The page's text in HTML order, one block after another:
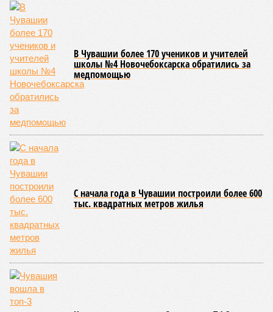
Современная версия чувашской национальной борьбы
была создана в 1990-х годах. С того периода дисциплина
переживает этап активного возрождения, сохраняя при
этом неразрывную связь с многовековыми народными
традициями.
В настоящее время керешу демонстрирует рост
популярности. В 2024 году в столице республики, городе
Чебоксары, на базе спортивной школы № 11 состоялось
торжественное открытие Республиканского центра
единоборств «Керешу». площадка имеет все необходимые
условия для полноценной подготовки спортсменов
высокого класса.
В том же году был проведён первый официальный
чемпионат по керешу, участие в котором приняли
сильнейшие борцы со всех районов Чувашии; турнир
наглядно продемонстрировал динамичный и зрелищный
характер этого вида спорта.
Керешу включён в перечень приоритетных спортивных
дисциплин на территории Чувашской Республики. Кроме
того, данное единоборство уже имеет опыт выхода на
международную арену: оно входило в программу I и II